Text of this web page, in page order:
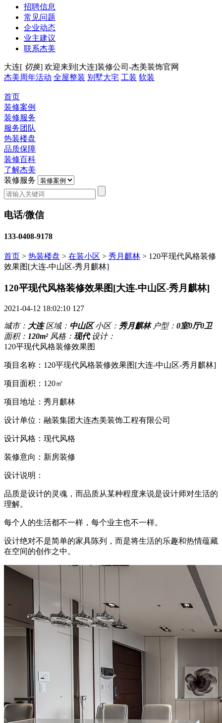
招聘信息
常见问题
企业动态
业主建议
联系杰美
大连[ 切换] 欢迎来到[大连]装修公司-杰美装饰官网
杰美周年活动 全屋整装 别墅大宅 工装 软装
首页
装修案例
装修服务
服务团队
热装楼盘
品质保障
装修百科
了解杰美
装修服务
电话/微信
133-0408-9178
首页 > 热装楼盘 > 在装小区 > 秀月麒林 > 120平现代风格装修
效果图[大连-中山区-秀月麒林]
120平现代风格装修效果图[大连-中山区-秀月麒林]
2021-04-12 18:02:10 127
城市： 大连 区域： 中山区 小区： 秀月麒林 户型： 0室0厅0卫
面积： 120m² 风格： 现代 设计：
120平现代风格装修效果图
项目名称：120平现代风格装修效果图[大连-中山区-秀月麒林]
项目面积：120㎡
项目地址：秀月麒林
设计单位：融装集团大连杰美装饰工程有限公司
设计风格：现代风格
装修意向：新房装修
设计说明：
品质是设计的灵魂，而品质从某种程度来说是设计师对生活的
理解。
每个人的生活都不一样，每个业主也不一样。
设计绝对不是简单的家具陈列，而是将生活的乐趣和热情蕴藏
在空间的创作之中。